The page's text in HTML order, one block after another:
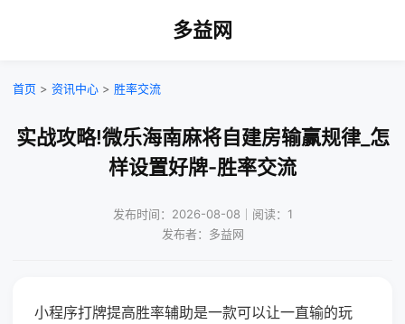
多益网
首页 > 资讯中心 > 胜率交流
实战攻略!微乐海南麻将自建房输赢规律_怎
样设置好牌-胜率交流
发布时间：2026-08-08｜阅读：1
发布者：多益网
小程序打牌提高胜率辅助是一款可以让一直输的玩